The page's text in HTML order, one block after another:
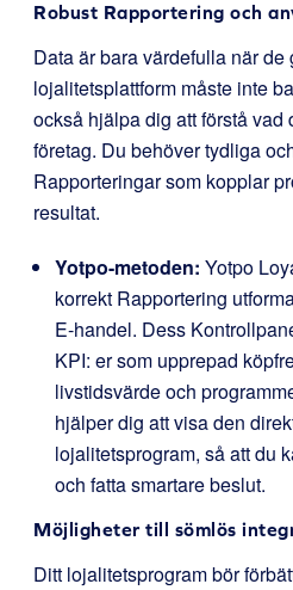
Robust Rapportering och
Data är bara värdefulla när de
lojalitetsplattform måste inte
också hjälpa dig att förstå vad
företag. Du behöver tydliga
Rapporteringar som kopplar
resultat.
Yotpo-metoden: Yotpo
korrekt Rapportering
E-handel. Dess
KPI: er som upprepad
livstidsvärde och
hjälper dig att visa den
lojalitetsprogram, så att du
och fatta smartare beslut.
Möjligheter till sömlös
Ditt lojalitetsprogram bör